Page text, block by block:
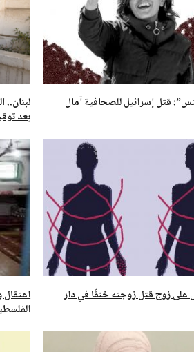
قتل إسرائيل للصحافية آمال
بعد
زوج قتل زوجته خنقًا في دار
اعتقال